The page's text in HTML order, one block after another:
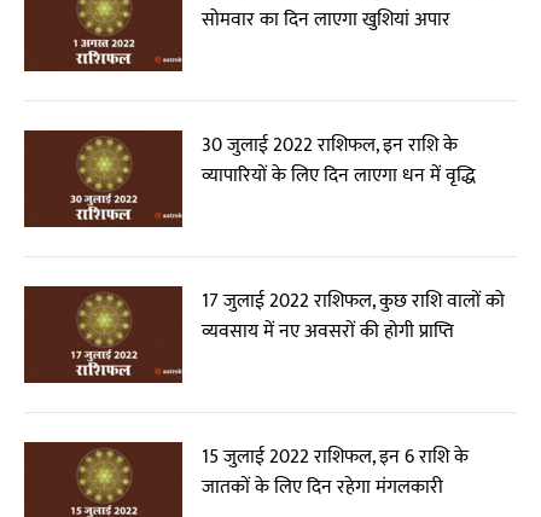
सोमवार का दिन लाएगा खुशियां अपार
30 जुलाई 2022 राशिफल, इन राशि के
व्यापारियों के लिए दिन लाएगा धन में वृद्धि
17 जुलाई 2022 राशिफल, कुछ राशि वालों को
व्यवसाय में नए अवसरों की होगी प्राप्ति
15 जुलाई 2022 राशिफल, इन 6 राशि के
जातकों के लिए दिन रहेगा मंगलकारी